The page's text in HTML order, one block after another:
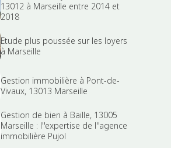
13012 à Marseille entre 2014 et
2018
Etude plus poussée sur les loyers
à Marseille
Gestion immobilière à Pont-de-
Vivaux, 13013 Marseille
Gestion de bien à Baille, 13005
Marseille : l''expertise de l''agence
immobilière Pujol